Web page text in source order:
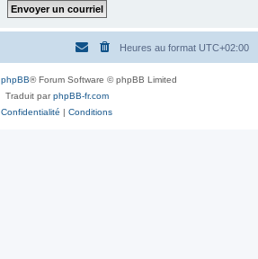
Heures au format UTC+02:00
phpBB® Forum Software © phpBB Limited
Traduit parphpBB-fr.com
Confidentialité | Conditions